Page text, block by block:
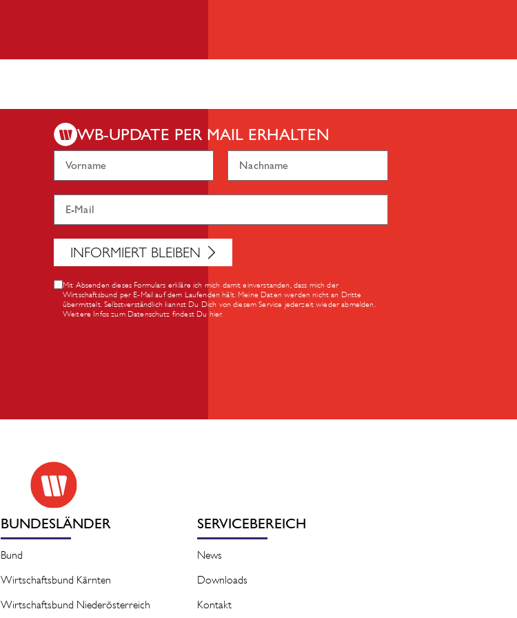
WB-UPDATE PER MAIL ERHALTEN
Mit Absenden dieses Formulars erkläre ich mich damit einverstanden, dass mich der
Wirtschaftsbund per E-Mail auf dem Laufenden hält. Meine Daten werden nicht an Dritte
übermittelt. Selbstverständlich kannst Du Dich von diesem Service jederzeit wieder abmelden.
Weitere Infos zum Datenschutz findest Du hier.
INFORMIERT BLEIBEN
BUNDESLÄNDER
Bund
Wirtschaftsbund Kärnten
Wirtschaftsbund Niederösterreich
SERVICEBEREICH
News
Downloads
Kontakt